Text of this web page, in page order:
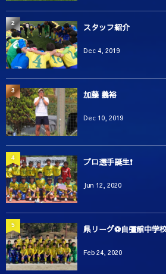
スタッフ紹介
Dec 4, 2019
2
加藤 義裕
Dec 10, 2019
3
プロ選手誕生❗️
Jun 12, 2020
4
県リーグ⚽️自彊館中学
Feb 24, 2020
5